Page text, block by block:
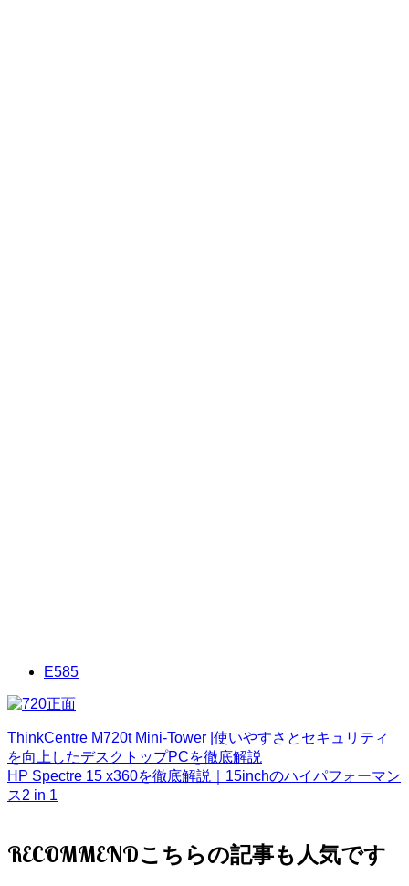
E585
ThinkCentre M720t Mini-Tower |使いやすさとセキュリティ
を向上したデスクトップPCを徹底解説
HP Spectre 15 x360を徹底解説｜15inchのハイパフォーマン
ス2 in 1
RECOMMEND